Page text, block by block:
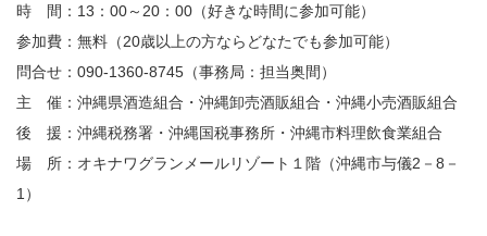
時 間：13：00～20：00（好きな時間に参加可能）
参加費：無料（20歳以上の方ならどなたでも参加可能）
問合せ：090-1360-8745（事務局：担当奥間）
主 催：沖縄県酒造組合・沖縄卸売酒販組合・沖縄小売酒販組合
後 援：沖縄税務署・沖縄国税事務所・沖縄市料理飲食業組合
場 所：オキナワグランメールリゾート１階（沖縄市与儀2－8－
1）